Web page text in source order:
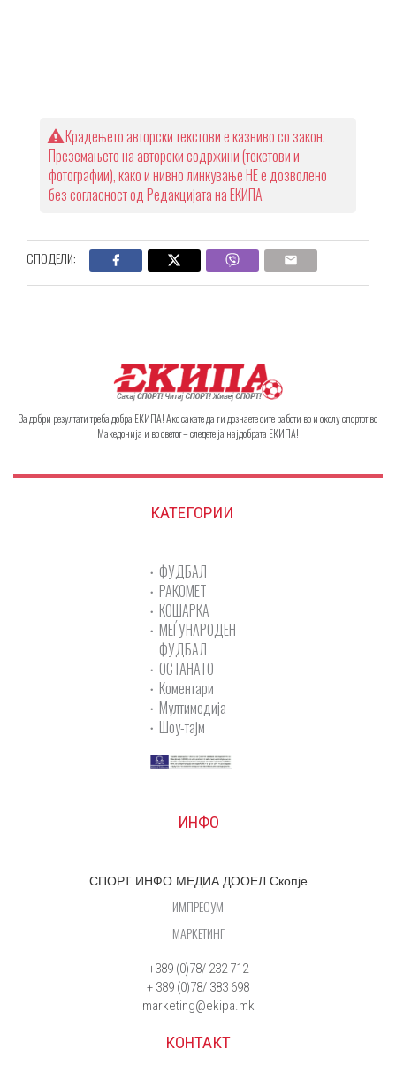
Крадењето авторски текстови е казниво со закон.
Преземањето на авторски содржини (текстови и
фотографии), како и нивно линкување НЕ е дозволено
без согласност од Редакцијата на ЕКИПА
СПОДЕЛИ:
За добри резултати треба добра ЕКИПА! Ако сакате да ги дознаете сите работи во и околу спортот во
Македонија и во светот – следете ја најдобрата ЕКИПА!
КАТЕГОРИИ
ФУДБАЛ
РАКОМЕТ
КОШАРКА
МЕЃУНАРОДЕН
ФУДБАЛ
ОСТАНАТО
Коментари
Мултимедија
Шоу-тајм
ИНФО
СПОРТ ИНФО МЕДИА ДООЕЛ Скопје
ИМПРЕСУМ
МАРКЕТИНГ
+389 (0)78/ 232 712
+ 389 (0)78/ 383 698
marketing@ekipa.mk
КОНТАКТ